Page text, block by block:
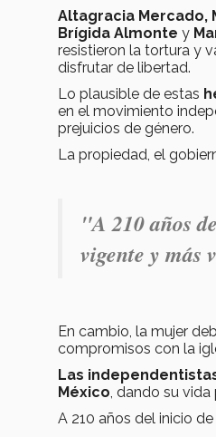
Altagracia Mercado,
Brígida Almonte y
resistieron la tortura y
disfrutar de libertad.
Lo plausible de estas
en el movimiento
prejuicios de género.
La propiedad, el
"A 210 años
vigente y más
En cambio, la mujer
compromisos con la
Las
México, dando su vida
A 210 años del inicio